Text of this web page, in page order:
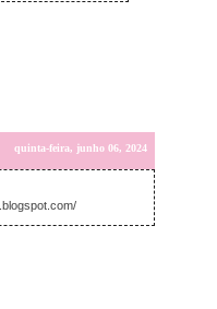
quinta-feira, junho 06, 2024